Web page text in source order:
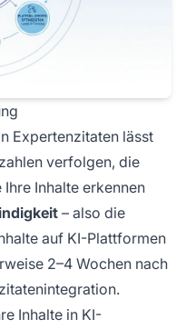
Expertenzitaten lässt
verfolgen, die
Inhalte erkennen
– also die
auf KI-Plattformen
2–4 Wochen nach
Inhalte in KI-